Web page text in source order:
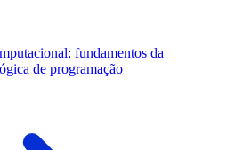
fundamentos da
de programação